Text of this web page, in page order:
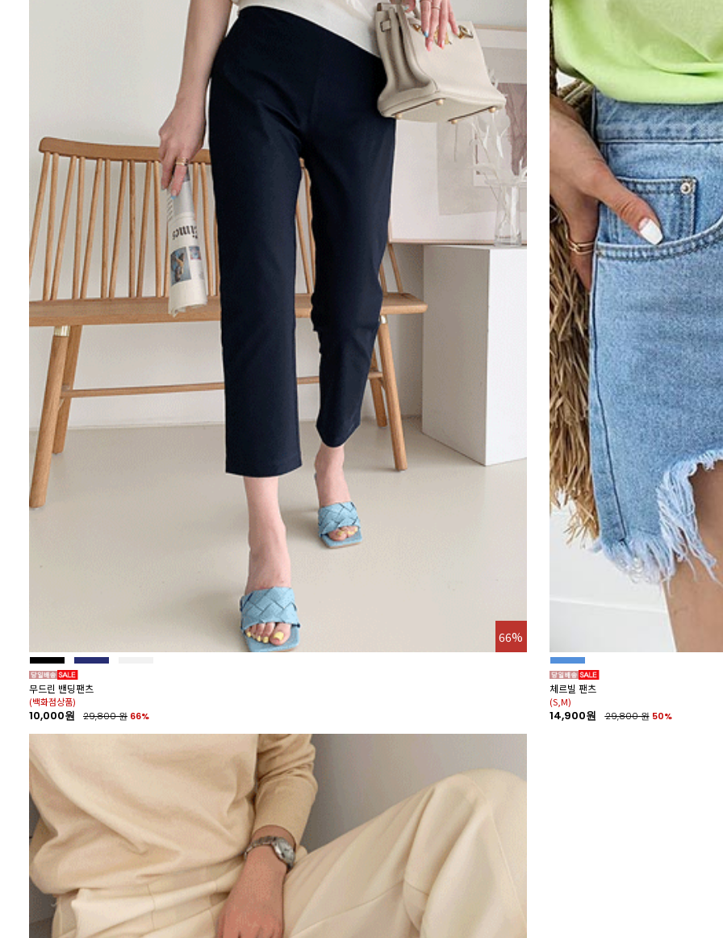
66%
무드린 밴딩팬츠
(백화점상품)
10,000원 29,800원 66%
체르빌 팬츠
(S,M)
14,900원 29,800원 50%